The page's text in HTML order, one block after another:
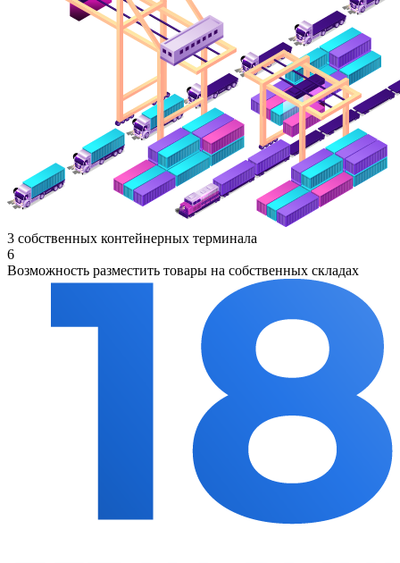
3 собственных контейнерных терминала
6
Возможность разместить товары на собственных складах